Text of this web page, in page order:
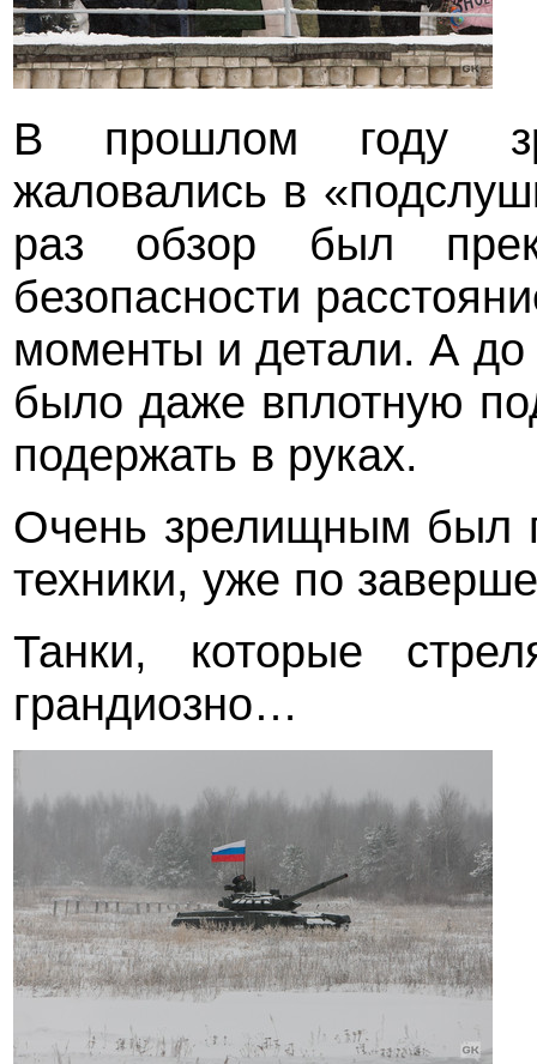
В прошлом году
жаловались в
раз обзор был
безопасности
моменты и детали. А до
было даже вплотную
подержать в руках.
Очень зрелищным был
техники, уже по
Танки, которые
грандиозно…